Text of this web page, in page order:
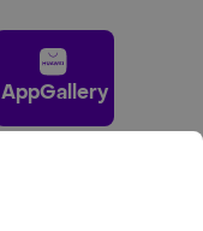
AppGallery